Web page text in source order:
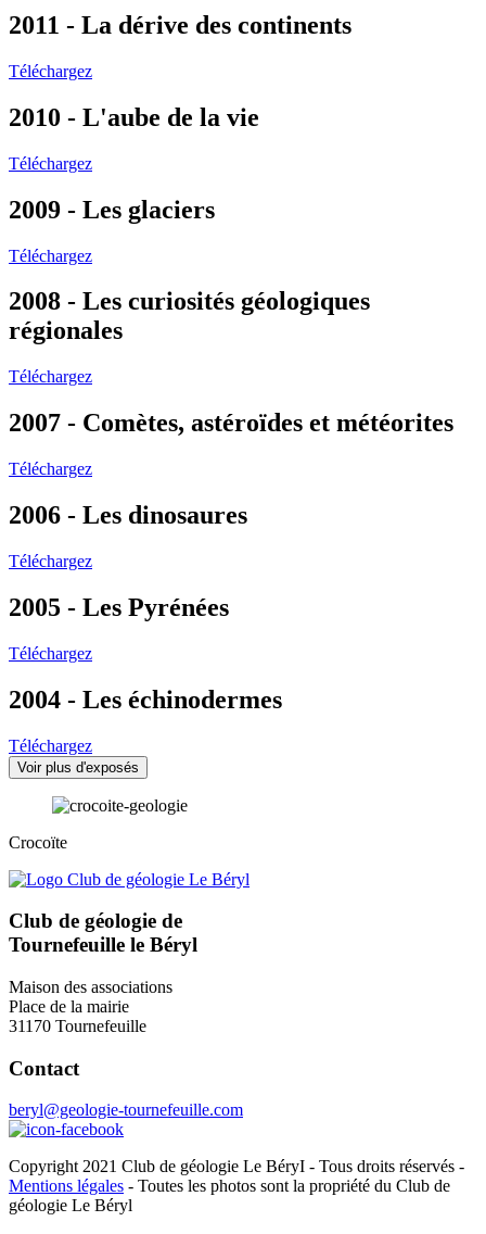
2011 - La dérive des continents
Téléchargez
2010 - L'aube de la vie
Téléchargez
2009 - Les glaciers
Téléchargez
2008 - Les curiosités géologiques
régionales
Téléchargez
2007 - Comètes, astéroïdes et météorites
Téléchargez
2006 - Les dinosaures
Téléchargez
2005 - Les Pyrénées
Téléchargez
2004 - Les échinodermes
Téléchargez
Voir plus d'exposés
Crocoïte
Club de géologie de
Tournefeuille le Béryl
Maison des associations
Place de la mairie
31170 Tournefeuille
Contact
beryl@geologie-tournefeuille.com
Copyright 2021 Club de géologie Le BéryI - Tous droits réservés -
Mentions légales - Toutes les photos sont la propriété du Club de
géologie Le Béryl